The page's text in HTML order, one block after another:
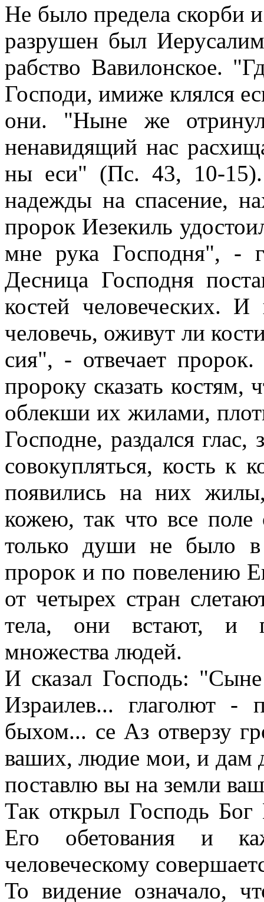
Не было предела скорби
разрушен был
рабство Вавилонское.
Господи, имиже клялся
они. "Ныне же
ненавидящий нас
ны еси" (Пс. 43, 10-15).
надежды на спасение,
пророк Иезекиль
мне рука Господня", -
Десница Господня
костей человеческих.
человечь, оживут ли
сия", - отвечает пророк.
пророку сказать
облекши их жилами,
Господне, раздался глас,
совокупляться, кость к
появились на них
кожею, так что все поле
только души не было
пророк и по повелению
от четырех стран
тела, они встают, и
множества людей.
И сказал Господь:
Израилев... глаголют -
быхом... се Аз отверзу
ваших, людие мои, и дам
поставлю вы на земли
Так открыл Господь
Его обетования и
человеческому
То видение означало,